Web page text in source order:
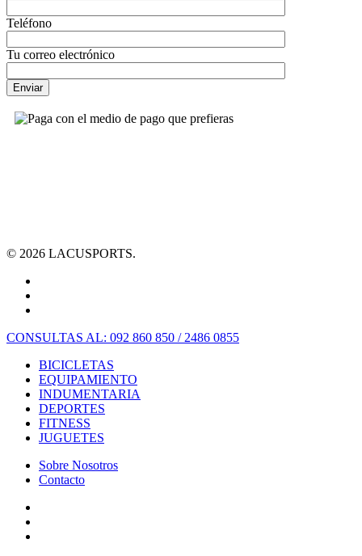
Teléfono
Tu correo electrónico
© 2026 LACUSPORTS.
CONSULTAS AL: 092 860 850 / 2486 0855
BICICLETAS
EQUIPAMIENTO
INDUMENTARIA
DEPORTES
FITNESS
JUGUETES
Sobre Nosotros
Contacto